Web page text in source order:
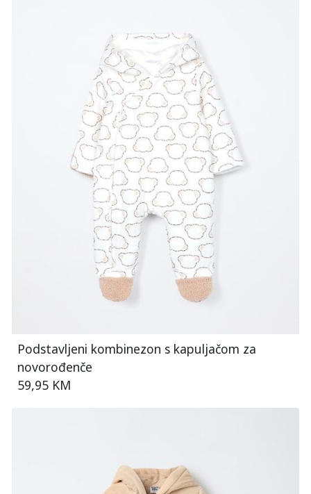
Podstavljeni kombinezon s kapuljačom za
novorođenče
59,95 KM